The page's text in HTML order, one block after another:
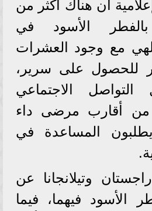
أن هناك أكثر من
بالفطر الأسود في
مع وجود العشرات
للحصول على سرير،
التواصل الاجتماعي
من أقارب مرضى داء
المساعدة في
وتيلانجانا عن
الأسود فيهما، فيما